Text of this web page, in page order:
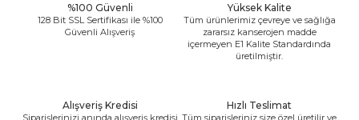
%100 Güvenli
128 Bit SSL Sertifikası ile %100
Güvenli Alışveriş
Yüksek Kalite
Tüm ürünlerimiz çevreye ve sağlığa
zararsız kanserojen madde
içermeyen E1 Kalite Standardında
üretilmiştir.
Alışveriş Kredisi
Siparişlerinizi anında alışveriş kredisi
Hızlı Teslimat
Tüm siparişleriniz size özel üretilir ve